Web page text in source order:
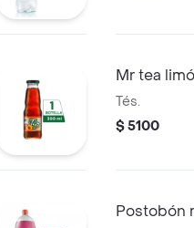
Mr tea
Tés.
$ 5100
Postobón